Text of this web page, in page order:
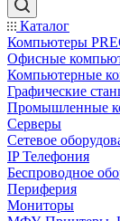
Каталог
Компьютеры
Офисные
Компьютерные
Графические
Промышленные
Серверы
Сетевое
IP Телефония
Беспроводное
Периферия
Мониторы